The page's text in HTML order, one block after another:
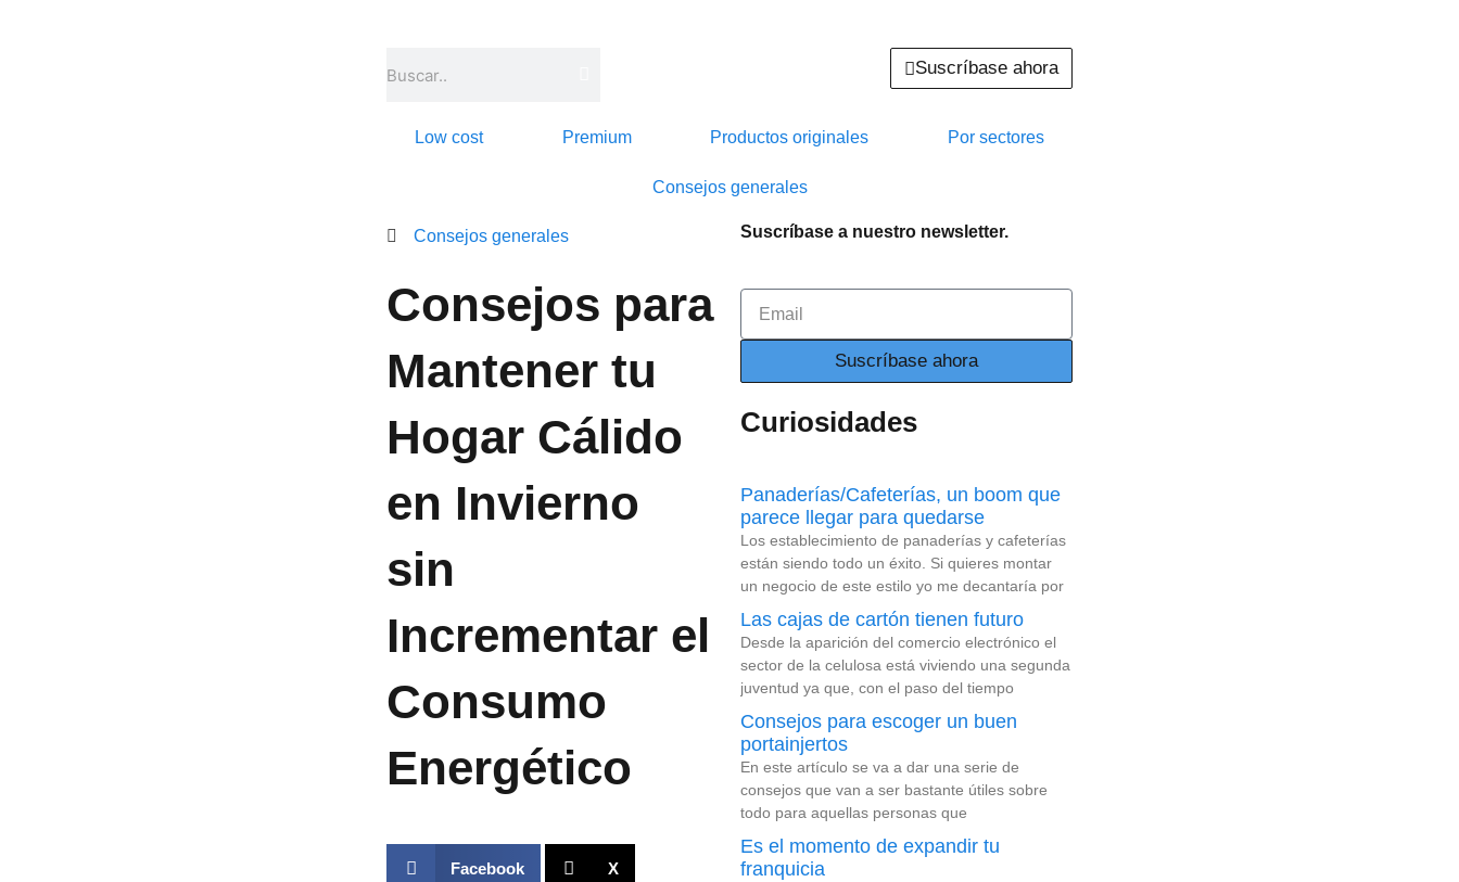
Suscríbase ahora
Low cost Premium Productos originales Por sectores
Consejos generales
Consejos generales
Consejos para
Mantener tu
Hogar Cálido
en Invierno
sin
Incrementar el
Consumo
Energético
Facebook X
Suscríbase a nuestro newsletter.
Suscríbase ahora
Curiosidades
Panaderías/Cafeterías, un boom que
parece llegar para quedarse
Los establecimiento de panaderías y cafeterías
están siendo todo un éxito. Si quieres montar
un negocio de este estilo yo me decantaría por
Las cajas de cartón tienen futuro
Desde la aparición del comercio electrónico el
sector de la celulosa está viviendo una segunda
juventud ya que, con el paso del tiempo
Consejos para escoger un buen
portainjertos
En este artículo se va a dar una serie de
consejos que van a ser bastante útiles sobre
todo para aquellas personas que
Es el momento de expandir tu
franquicia